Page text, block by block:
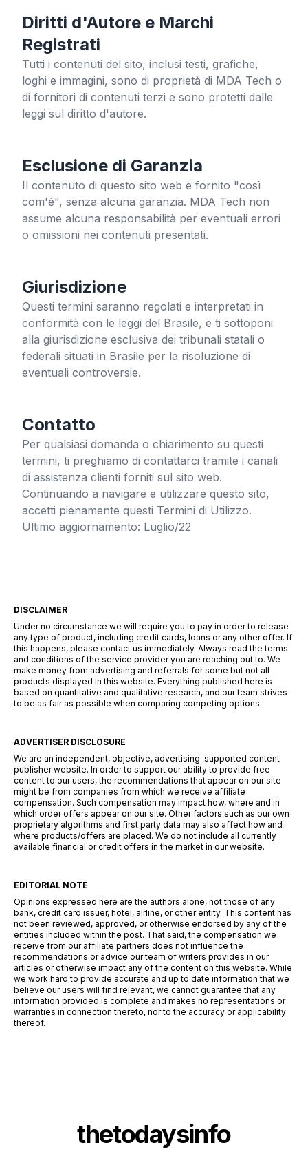
Diritti d'Autore e Marchi
Registrati
Tutti i contenuti del sito, inclusi testi, grafiche,
loghi e immagini, sono di proprietà di MDA Tech o
di fornitori di contenuti terzi e sono protetti dalle
leggi sul diritto d'autore.
Esclusione di Garanzia
Il contenuto di questo sito web è fornito "così
com'è", senza alcuna garanzia. MDA Tech non
assume alcuna responsabilità per eventuali errori
o omissioni nei contenuti presentati.
Giurisdizione
Questi termini saranno regolati e interpretati in
conformità con le leggi del Brasile, e ti sottoponi
alla giurisdizione esclusiva dei tribunali statali o
federali situati in Brasile per la risoluzione di
eventuali controversie.
Contatto
Per qualsiasi domanda o chiarimento su questi
termini, ti preghiamo di contattarci tramite i canali
di assistenza clienti forniti sul sito web.
Continuando a navigare e utilizzare questo sito,
accetti pienamente questi Termini di Utilizzo.
Ultimo aggiornamento: Luglio/22
DISCLAIMER
Under no circumstance we will require you to pay in order to release
any type of product, including credit cards, loans or any other offer. If
this happens, please contact us immediately. Always read the terms
and conditions of the service provider you are reaching out to. We
make money from advertising and referrals for some but not all
products displayed in this website. Everything published here is
based on quantitative and qualitative research, and our team strives
to be as fair as possible when comparing competing options.
ADVERTISER DISCLOSURE
We are an independent, objective, advertising-supported content
publisher website. In order to support our ability to provide free
content to our users, the recommendations that appear on our site
might be from companies from which we receive affiliate
compensation. Such compensation may impact how, where and in
which order offers appear on our site. Other factors such as our own
proprietary algorithms and first party data may also affect how and
where products/offers are placed. We do not include all currently
available financial or credit offers in the market in our website.
EDITORIAL NOTE
Opinions expressed here are the authors alone, not those of any
bank, credit card issuer, hotel, airline, or other entity. This content has
not been reviewed, approved, or otherwise endorsed by any of the
entities included within the post. That said, the compensation we
receive from our affiliate partners does not influence the
recommendations or advice our team of writers provides in our
articles or otherwise impact any of the content on this website. While
we work hard to provide accurate and up to date information that we
believe our users will find relevant, we cannot guarantee that any
information provided is complete and makes no representations or
warranties in connection thereto, nor to the accuracy or applicability
thereof.
thetodaysinfo